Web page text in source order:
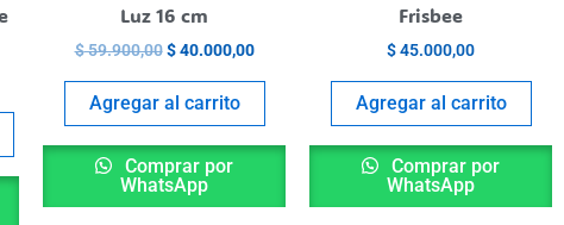
Luz 16 cm
$59.900,00 $40.000,00
Agregar al carrito
Comprar por
WhatsApp
Frisbee
$45.000,00
Agregar al carrito
Comprar por
WhatsApp